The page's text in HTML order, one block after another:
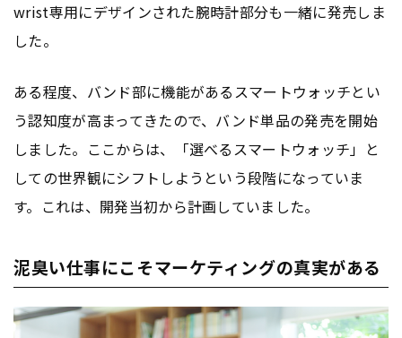
wrist専用にデザインされた腕時計部分も一緒に発売しま
した。
ある程度、バンド部に機能があるスマートウォッチとい
う認知度が高まってきたので、バンド単品の発売を開始
しました。ここからは、「選べるスマートウォッチ」と
しての世界観にシフトしようという段階になっていま
す。これは、開発当初から計画していました。
泥臭い仕事にこそマーケティングの真実がある